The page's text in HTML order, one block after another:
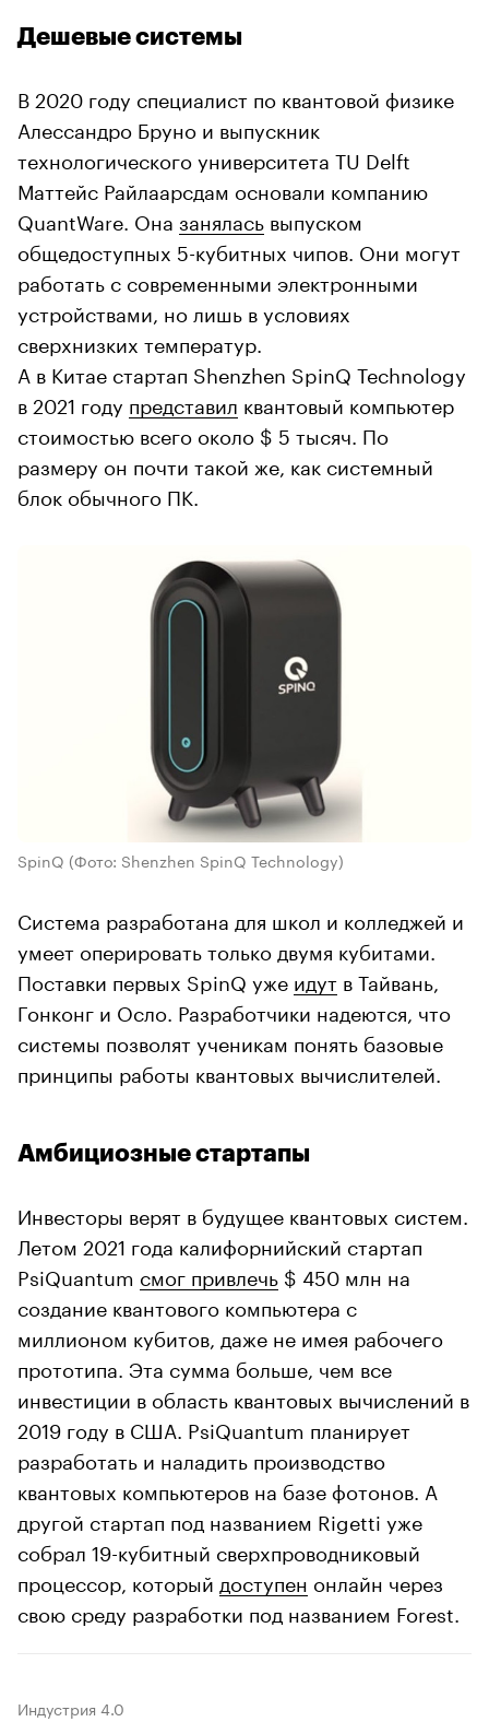
Дешевые системы
В 2020 году специалист по квантовой физике
Алессандро Бруно и выпускник
технологического университета TU Delft
Маттейс Райлаарсдам основали компанию
QuantWare. Она занялась выпуском
общедоступных 5-кубитных чипов. Они могут
работать с современными электронными
устройствами, но лишь в условиях
сверхнизких температур.
А в Китае стартап Shenzhen SpinQ Technology
в 2021 году представил квантовый компьютер
стоимостью всего около $ 5 тысяч. По
размеру он почти такой же, как системный
блок обычного ПК.
SpinQ (Фото: Shenzhen SpinQ Technology)
Система разработана для школ и колледжей и
умеет оперировать только двумя кубитами.
Поставки первых SpinQ уже идут в Тайвань,
Гонконг и Осло. Разработчики надеются, что
системы позволят ученикам понять базовые
принципы работы квантовых вычислителей.
Амбициозные стартапы
Инвесторы верят в будущее квантовых систем.
Летом 2021 года калифорнийский стартап
PsiQuantum смог привлечь $ 450 млн на
создание квантового компьютера с
миллионом кубитов, даже не имея рабочего
прототипа. Эта сумма больше, чем все
инвестиции в область квантовых вычислений в
2019 году в США. PsiQuantum планирует
разработать и наладить производство
квантовых компьютеров на базе фотонов. А
другой стартап под названием Rigetti уже
собрал 19-кубитный сверхпроводниковый
процессор, который доступен онлайн через
свою среду разработки под названием Forest.
Индустрия 4.0